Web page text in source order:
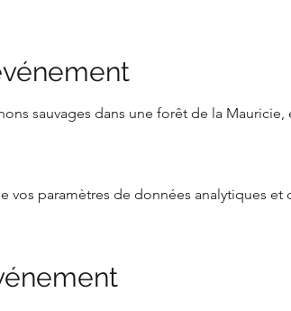
sauvages dans une forêt de la
vos paramètres de données analytiques